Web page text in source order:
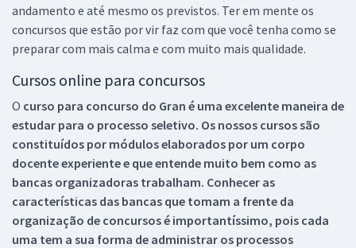
andamento e até mesmo os previstos. Ter em mente os
concursos que estão por vir faz com que você tenha como se
preparar com mais calma e com muito mais qualidade.
Cursos online para concursos
O curso para concurso do Gran é uma excelente maneira de
estudar para o processo seletivo. Os nossos cursos são
constituídos por módulos elaborados por um corpo
docente experiente e que entende muito bem como as
bancas organizadoras trabalham. Conhecer as
características das bancas que tomam a frente da
organização de concursos é importantíssimo, pois cada
uma tem a sua forma de administrar os processos